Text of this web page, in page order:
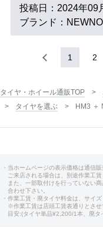
投稿日：2024年09
ブランド：NEWNO
1 2
タイヤ・ホイール通販TOP
タイヤを選ぶ
HM3 ＋
・当ホームページの表示価格は通信
ご来店される場合は、別途作業工
また、一部取付けを行っていない
合わせ下さい。
・作業工賃・廃タイヤ料金は、サイ
※作業工賃は店頭工賃表通りとさせ
目安:(タイヤ単品¥2,200/1本、廃タ